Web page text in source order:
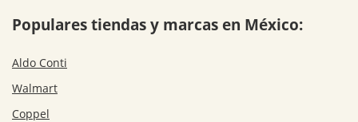
Populares tiendas y marcas en México:
Aldo Conti
Walmart
Coppel